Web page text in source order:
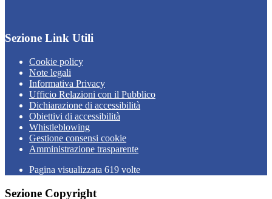
Sezione Link Utili
Cookie policy
Note legali
Informativa Privacy
Ufficio Relazioni con il Pubblico
Dichiarazione di accessibilità
Obiettivi di accessibilità
Whistleblowing
Gestione consensi cookie
Amministrazione trasparente
Pagina visualizzata 619 volte
Sezione Copyright